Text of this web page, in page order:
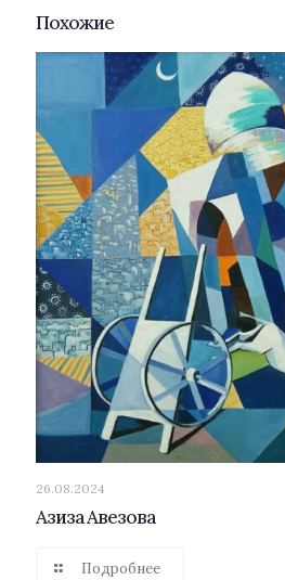
Похожие
26.08.2024
Азиза Авезова
Подробнее